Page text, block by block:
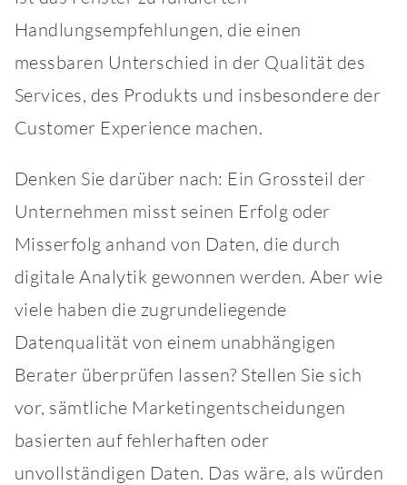
Handlungsempfehlungen, die einen
messbaren Unterschied in der Qualität des
Services, des Produkts und insbesondere der
Customer Experience machen.
Denken Sie darüber nach: Ein Grossteil der
Unternehmen misst seinen Erfolg oder
Misserfolg anhand von Daten, die durch
digitale Analytik gewonnen werden. Aber wie
viele haben die zugrundeliegende
Datenqualität von einem unabhängigen
Berater überprüfen lassen? Stellen Sie sich
vor, sämtliche Marketingentscheidungen
basierten auf fehlerhaften oder
unvollständigen Daten. Das wäre, als würden